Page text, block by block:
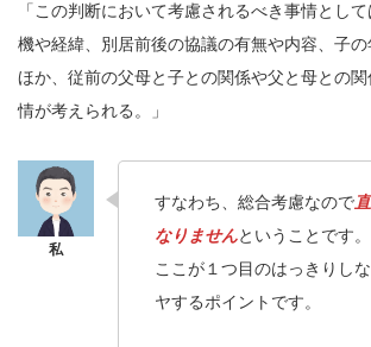
「この判断において考慮されるべき事情とし
機や経緯、別居前後の協議の有無や内容、子
ほか、従前の父母と子との関係や父と母との
情が考えられる。」
すなわち、総合考慮なので
なりませんということです。
ここが１つ目のはっきりし
ヤするポイントです。